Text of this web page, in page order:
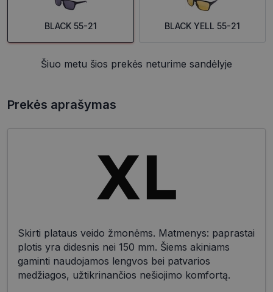
BLACK 55-21 BLACK YELL 55-21
Šiuo metu šios prekės neturime sandėlyje
Prekės aprašymas
Skirti plataus veido žmonėms. Matmenys: paprastai
plotis yra didesnis nei 150 mm. Šiems akiniams
gaminti naudojamos lengvos bei patvarios
medžiagos, užtikrinančios nešiojimo komfortą.